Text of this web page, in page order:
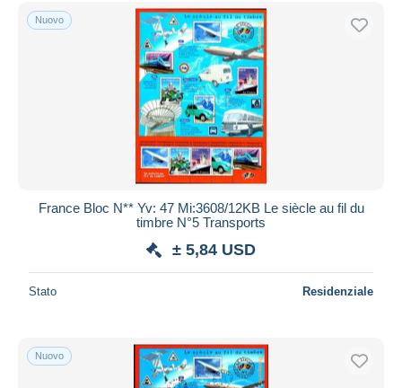
Spedizione gratuita
Metodi di pagamento
PayPal
Bonifico bancario
Mastercard
Bancontact
Maestro
Residenza del venditore
Nuovo
France Bloc N** Yv: 47 Mi:3608/12KB Le siècle au fil du
timbre N°5 Transports
± 5,84 USD
Stato Residenziale
Nuovo